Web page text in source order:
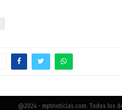
@2024 - mptnoticias.com. Todos los